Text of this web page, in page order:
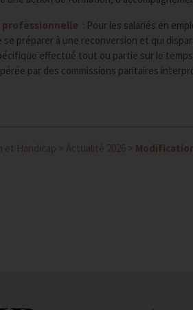
professionnelle : Pour les salariés en
préparer à une reconversion et qui
effectué tout ou partie sur le
par des commissions paritaires
et Handicap > Actualité 2026 >